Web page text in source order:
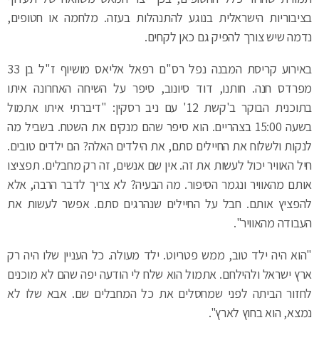
בציבוריות הישראלית בנוגע להתנהלות בעזה. מלחמה או חטופים,
נדמה שיש צורך להפיק גם כאן לקחים.
באירוע קריסת המבנה נפל רס"ם רפאל אליאס מושיוף ז"ל בן 33
מפרדס חנה. חותנו, דוד סיונוב, סיפר על השיחה האחרונה איתו
בתוכנית הבוקר ב'קשת 12' עם ניב רסקין: "דיברתי איתו אתמול
בשעה 15:00 בצהריים. הוא סיפר שהם מנקים את השטח. בשביל מה
לנקות ולשלוח את החיילים סתם, את הילדים האלה? הם ילדים טובים.
חיל האוויר יכול לעשות את זה. אין שם אנשים, זה רק מחבלים. תפציצו
אותם מהאוויר ונגמר הסיפור. מה הבעיה? לא צריך לדבר הרבה, אלא
להפציץ אותם. חבל על החיילים שנהרגים סתם. אפשר לעשות את
העבודה מהאוויר".
"הוא היה ילד טוב, ממש פטריוט. ילד מעולה. כל העניין שלו היה רק
ארץ ישראל ולהילחם. אתמול הוא שלח לי הודעה יפה שהם לא מוכנים
לחזור הביתה לפני שמחסלים את כל המחבלים שם. אבא שלו לא
נמצא, הוא בחוץ לארץ".